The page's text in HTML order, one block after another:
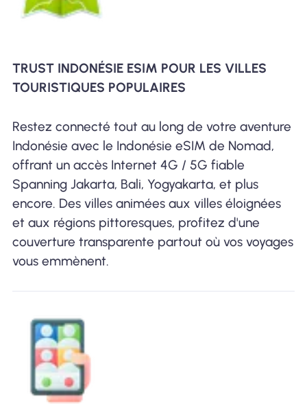
TRUST INDONÉSIE ESIM POUR LES VILLES
TOURISTIQUES POPULAIRES
Restez connecté tout au long de votre aventure
Indonésie avec le Indonésie eSIM de Nomad,
offrant un accès Internet 4G / 5G fiable
Spanning Jakarta, Bali, Yogyakarta, et plus
encore. Des villes animées aux villes éloignées
et aux régions pittoresques, profitez d'une
couverture transparente partout où vos voyages
vous emmènent.